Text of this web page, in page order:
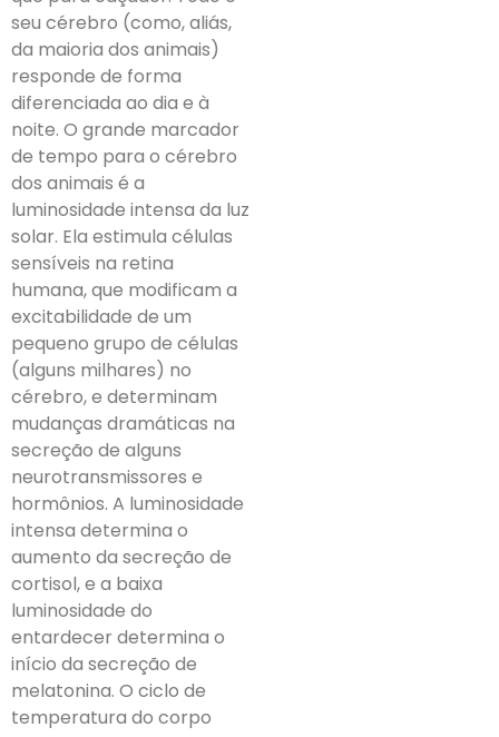
seu cérebro (como, aliás,
da maioria dos animais)
responde de forma
diferenciada ao dia e à
noite. O grande marcador
de tempo para o cérebro
dos animais é a
luminosidade intensa da luz
solar. Ela estimula células
sensíveis na retina
humana, que modificam a
excitabilidade de um
pequeno grupo de células
(alguns milhares) no
cérebro, e determinam
mudanças dramáticas na
secreção de alguns
neurotransmissores e
hormônios. A luminosidade
intensa determina o
aumento da secreção de
cortisol, e a baixa
luminosidade do
entardecer determina o
início da secreção de
melatonina. O ciclo de
temperatura do corpo